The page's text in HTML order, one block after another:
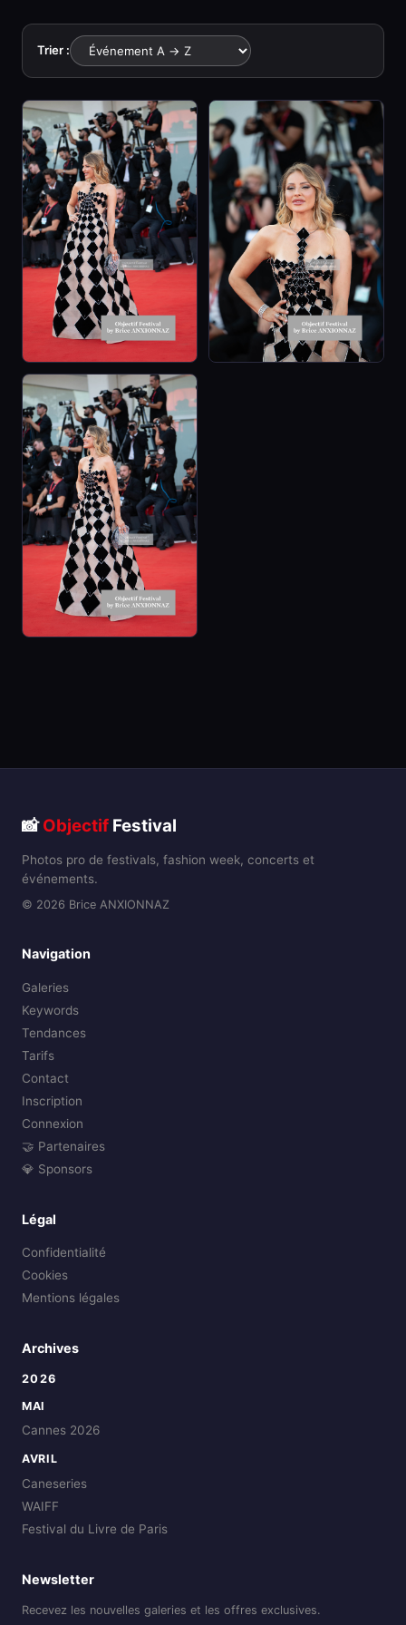
Trier :
📸Objectif Festival
Photos pro de festivals, fashion week, concerts et
événements.
© 2026 Brice ANXIONNAZ
Navigation
Galeries
Keywords
Tendances
Tarifs
Contact
Inscription
Connexion
🤝 Partenaires
💎 Sponsors
Légal
Confidentialité
Cookies
Mentions légales
Archives
2026
MAI
Cannes 2026
AVRIL
Caneseries
WAIFF
Festival du Livre de Paris
Newsletter
Recevez les nouvelles galeries et les offres exclusives.